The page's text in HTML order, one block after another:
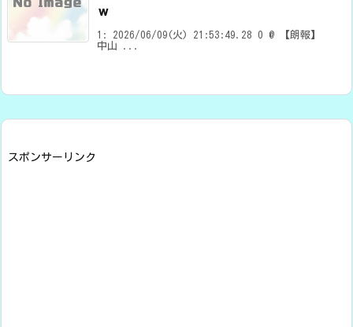
ｗ
1: 2026/06/09(火) 21:53:49.28 0 @ 【朗報】
中山 ...
スポンサーリンク